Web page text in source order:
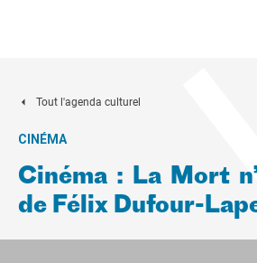
Tout l'agenda culturel
CINÉMA
Cinéma : La Mort
de Félix Dufour-